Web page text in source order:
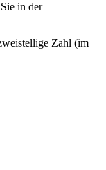
in der
Zahl (im